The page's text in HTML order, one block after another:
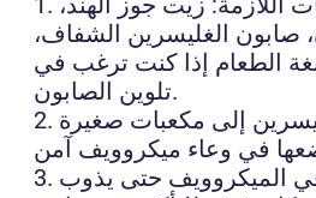
صابون الغليسرين الشفاف،
الطعام إذا كنت ترغب في
تلوين الصابون.
2. اقطع صابون الغليسرين إلى مكعبات صغيرة
3. سخن الصابون في الميكروويف حتى يذوب